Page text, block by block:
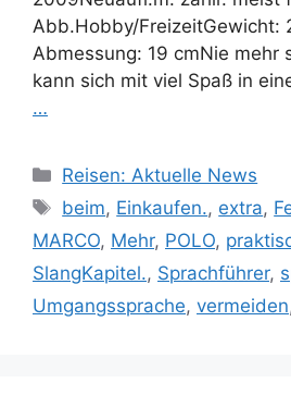
Abb.Hobby/FreizeitGewicht:
Abmessung: 19 cmNie mehr
kann sich mit viel Spaß in
…
Kategorien
Reisen: Aktuelle News
Schlagwörter
beim, Einkaufen., extra,
MARCO, Mehr, POLO,
SlangKapitel., Sprachführer,
Umgangssprache, vermeiden